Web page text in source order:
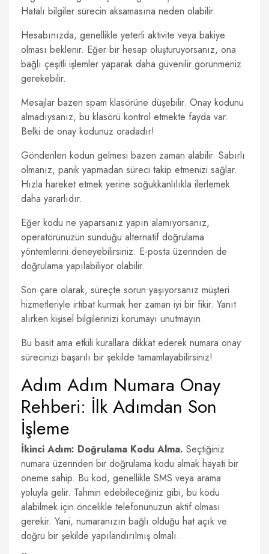
Hatalı bilgiler sürecin aksamasına neden olabilir.
Hesabınızda, genellikle yeterli aktivite veya bakiye
olması beklenir. Eğer bir hesap oluşturuyorsanız, ona
bağlı çeşitli işlemler yaparak daha güvenilir görünmeniz
gerekebilir.
Mesajlar bazen spam klasörüne düşebilir. Onay kodunu
almadıysanız, bu klasörü kontrol etmekte fayda var.
Belki de onay kodunuz oradadır!
Gönderilen kodun gelmesi bazen zaman alabilir. Sabırlı
olmanız, panik yapmadan süreci takip etmenizi sağlar.
Hızla hareket etmek yerine soğukkanlılıkla ilerlemek
daha yararlıdır.
Eğer kodu ne yaparsanız yapın alamıyorsanız,
operatörünüzün sunduğu alternatif doğrulama
yöntemlerini deneyebilirsiniz. E-posta üzerinden de
doğrulama yapılabiliyor olabilir.
Son çare olarak, süreçte sorun yaşıyorsanız müşteri
hizmetleriyle irtibat kurmak her zaman iyi bir fikir. Yanıt
alırken kişisel bilgilerinizi korumayı unutmayın.
Bu basit ama etkili kurallara dikkat ederek numara onay
sürecinizi başarılı bir şekilde tamamlayabilirsiniz!
Adım Adım Numara Onay
Rehberi: İlk Adımdan Son
İşleme
İkinci Adım: Doğrulama Kodu Alma. Seçtiğiniz
numara üzerinden bir doğrulama kodu almak hayati bir
öneme sahip. Bu kod, genellikle SMS veya arama
yoluyla gelir. Tahmin edebileceğiniz gibi, bu kodu
alabilmek için öncelikle telefonunuzun aktif olması
gerekir. Yani, numaranızın bağlı olduğu hat açık ve
doğru bir şekilde yapılandırılmış olmalı.